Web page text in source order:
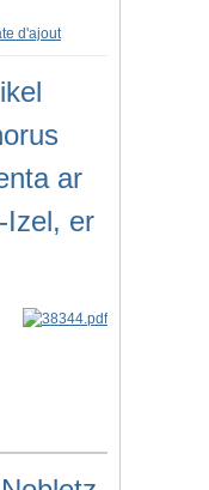
d'ajout
ar
Izel, er